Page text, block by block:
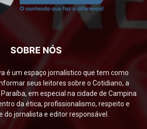
SOBRE NÓS
é um espaço jornalístico que tem como
seus leitores sobre o Cotidiano, a
em especial na cidade de Campina
da ética, profissionalismo, respeito e
do jornalista e editor responsável.